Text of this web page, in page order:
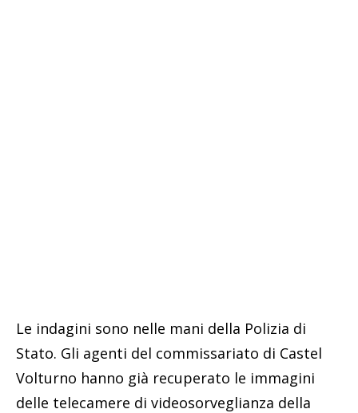
Le indagini sono nelle mani della Polizia di
Stato. Gli agenti del commissariato di Castel
Volturno hanno già recuperato le immagini
delle telecamere di videosorveglianza della